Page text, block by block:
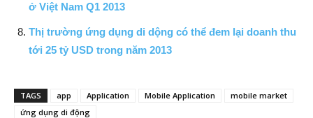
ở Việt Nam Q1 2013
Thị trường ứng dụng di dộng có thể đem lại doanh thu
tới 25 tỷ USD trong năm 2013
TAGS app Application Mobile Application
mobile market
ứng dụng di động